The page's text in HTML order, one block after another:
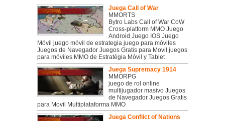
Juega Call of War
MMORTS
Bytro Labs Call of War CoW
Cross-platform MMO Juego
Android Juego IOS Juego
Móvil juego móvil de estrategia juego para móviles
Juegos de Navegador Juegos Gratis para Movil juegos
para móviles MMO de Estratégia Móvil y Tablet
Juega Supremacy 1914
MMORPG
juego de rol online
multijugador masivo Juegos
de Navegador Juegos Gratis
para Movil Multiplataforma MMO
Juega Conflict of Nations